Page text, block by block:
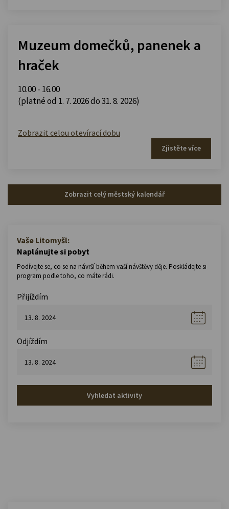
Muzeum domečků, panenek a
hraček
10.00 - 16.00
(platné od 1. 7. 2026 do 31. 8. 2026)
Zobrazit celou otevírací dobu
Zjistěte více
Zobrazit celý městský kalendář
Vaše Litomyšl:
Naplánujte si pobyt
Podívejte se, co se na návrší během vaší návštěvy děje. Poskládejte si
program podle toho, co máte rádi.
Přijíždím
Odjíždím
Vyhledat aktivity